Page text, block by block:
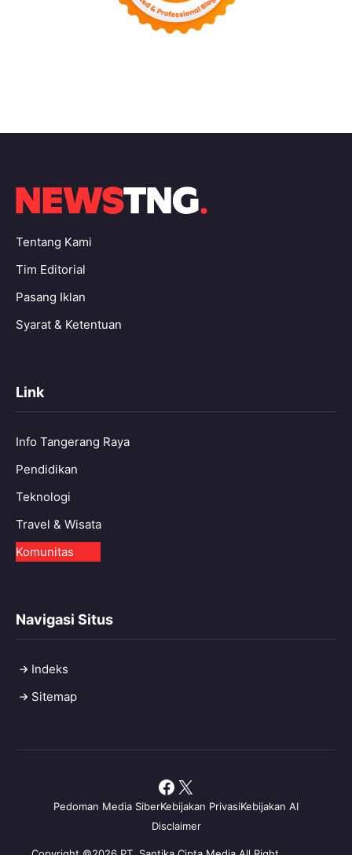
Tentang Kami
Tim Editorial
Pasang Iklan
Syarat & Ketentuan
Link
Info Tangerang Raya
Pendidikan
Teknologi
Travel & Wisata
Komunitas
Navigasi Situs
Indeks
Sitemap
Pedoman Media SiberKebijakan PrivasiKebijakan AI
Disclaimer
Facebook
X